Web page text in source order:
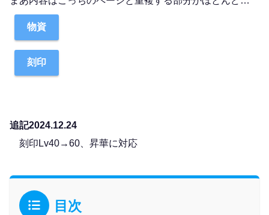
物資
刻印
追記2024.12.24
刻印Lv40→60、昇華に対応
目次